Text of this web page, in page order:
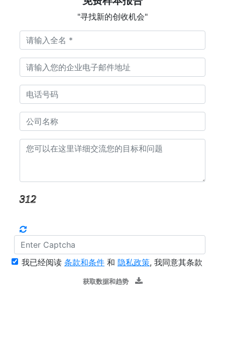
"寻找新的创收机会"
我已经阅读 条款和条件 和 隐私政策, 我同意其条款
获取数据和趋势